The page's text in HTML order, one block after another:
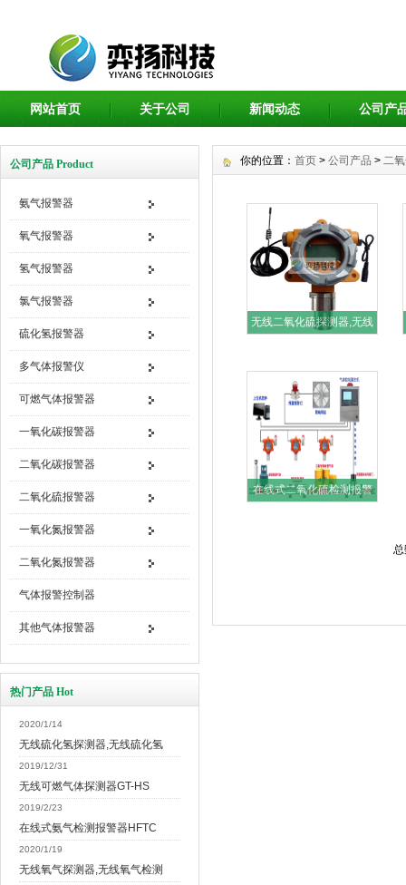
网站首页 关于公司 新闻动态 公司产
公司产品 Product
氨气报警器
氧气报警器
氢气报警器
氯气报警器
硫化氢报警器
多气体报警仪
可燃气体报警器
一氧化碳报警器
二氧化碳报警器
二氧化硫报警器
一氧化氮报警器
二氧化氮报警器
气体报警控制器
其他气体报警器
热门产品 Hot
2020/1/14
无线硫化氢探测器,无线硫化氢
2019/12/31
无线可燃气体探测器GT-HS
2019/2/23
在线式氨气检测报警器HFTC
2020/1/19
无线氧气探测器,无线氧气检测
你的位置： 首页 > 公司产品 > 二
无线二氧化硫探测器,无线
在线式二氧化硫检测报警